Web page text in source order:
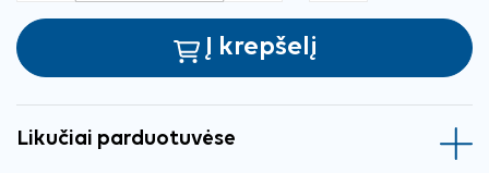
Į krepšelį
Likučiai parduotuvėse